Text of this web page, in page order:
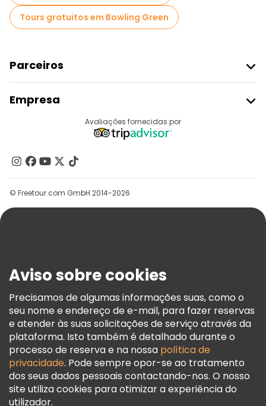
Tours gratuitos em Bowling Green
Parceiros
Registo Do Fornecedor
Programa De Afiliados
Empresa
Contacte-Nos
Grupos
Ajuda
Termos E Informações Legais
Política De Cookies
Freetour Prémios
Programa De Fidelidade
Avaliações fornecidas por
© Freetour.com GmbH 2014-2026
Aviso sobre cookies
Precisamos de algumas informações suas, como o
seu nome e endereço de e-mail, para fazer reservas
e atender às suas solicitações de serviço através da
plataforma. Isto também é detalhado durante o
processo de reserva e na nossa política de
privacidade. Pode sempre opor-se ao tratamento
dos seus dados pessoais contactando-nos. O nosso
site utiliza cookies para otimizar a experiência do
utilizador.